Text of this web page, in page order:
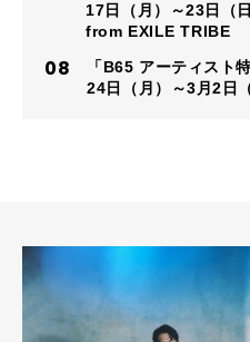
17日（月）～23日（
from EXILE TRIBE
「B65 アーティスト
24日（月）～3月2日